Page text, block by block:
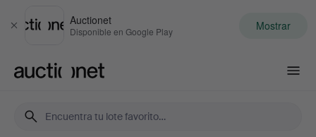
Cerrar
Auctionet
Disponible en Google Play Mostrar